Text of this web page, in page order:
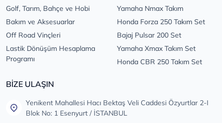
Golf, Tarım, Bahçe ve Hobi
Bakım ve Aksesuarlar
Off Road Vinçleri
Lastik Dönüşüm Hesaplama
Programı
Yamaha Nmax Takım
Honda Forza 250 Takım Set
Bajaj Pulsar 200 Set
Yamaha Xmax Takım Set
Honda CBR 250 Takım Set
BİZE ULAŞIN
Yenikent Mahallesi Hacı Bektaş Veli Caddesi Özyurtlar 2-I
Blok No: 1 Esenyurt / İSTANBUL